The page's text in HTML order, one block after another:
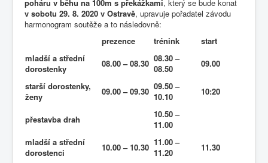
poháru v běhu na 100m s překážkami, který se bude konat
v sobotu 29. 8. 2020 v Ostravě, upravuje pořadatel závodu
harmonogram soutěže a to následovně:
prezence
trénink
start
mladší a střední
dorostenky
08.00 – 08.30 08.30 –
08.50
09.00
starší dorostenky,
ženy
09.00 – 09.30 09.50 –
10.10
10:20
přestavba drah
10.50 –
11.00
mladší a střední
dorostenci
10.00 – 10.30 11.00 –
11.20
11.30